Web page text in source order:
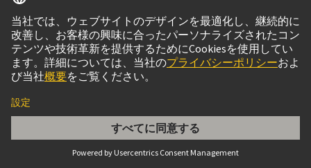
ハーティングの接続ソリューシ
ョンは、組立ロボットのパフォ
ーマンスをどのように向上させ
ハーティングはロボット用途に